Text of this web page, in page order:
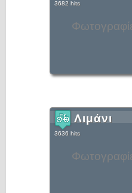
3682 hits
Λιμάνι
3636 hits